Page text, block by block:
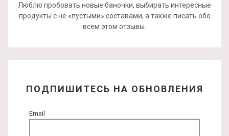
Люблю пробовать новые баночки, выбирать интересные
продукты с не «пустыми» составами, а также писать обо
всем этом отзывы.
ПОДПИШИТЕСЬ НА ОБНОВЛЕНИЯ
Email